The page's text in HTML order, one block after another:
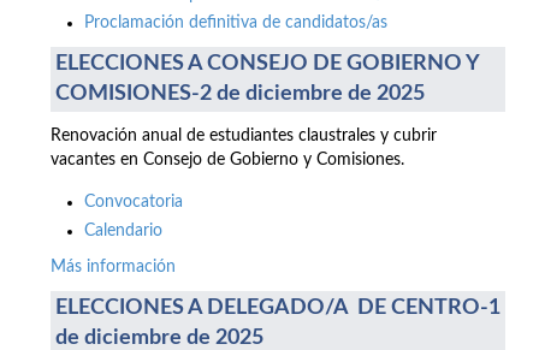
Proclamación definitiva de candidatos/as
ELECCIONES A CONSEJO DE GOBIERNO Y
COMISIONES-2 de diciembre de 2025
Renovación anual de estudiantes claustrales y cubrir
vacantes en Consejo de Gobierno y Comisiones.
Convocatoria
Calendario
Más información
ELECCIONES A DELEGADO/A DE CENTRO-1
de diciembre de 2025